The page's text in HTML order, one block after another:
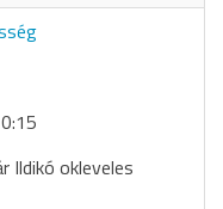
Ildikó okleveles